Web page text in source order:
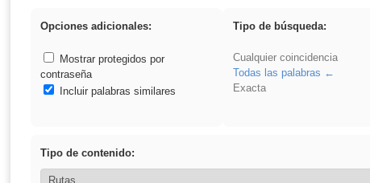
Opciones adicionales:
Mostrar protegidos por
contraseña
Incluir palabras similares
Tipo de búsqueda:
Cualquier coincidencia
Todas las palabras
Exacta
Tipo de contenido: